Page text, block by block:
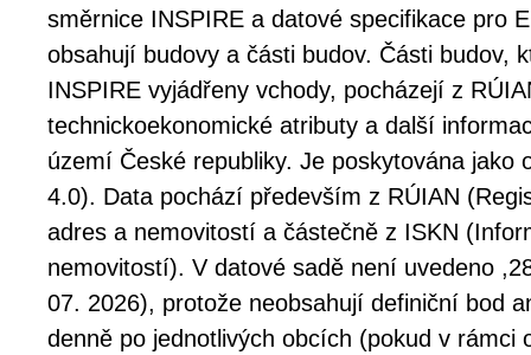
směrnice INSPIRE a datové specifikace pro
obsahují budovy a části budov. Části budov,
INSPIRE vyjádřeny vchody, pocházejí z
technickoekonomické atributy a další
území České republiky. Je poskytována jako
4.0). Data pochází především z RÚIAN
adres a nemovitostí a částečně z ISKN
nemovitostí). V datové sadě není uvedeno
07. 2026), protože neobsahují definiční bod
denně po jednotlivých obcích (pokud v rámci